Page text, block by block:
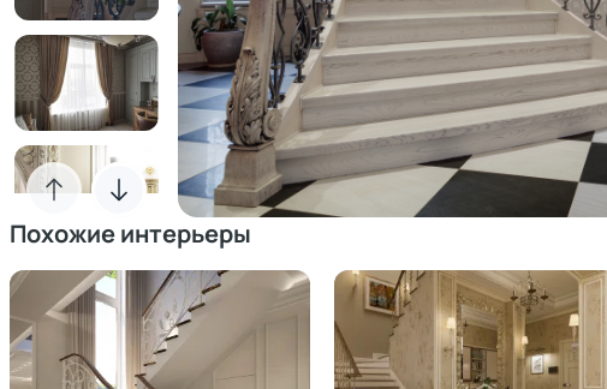
Похожие интерьеры